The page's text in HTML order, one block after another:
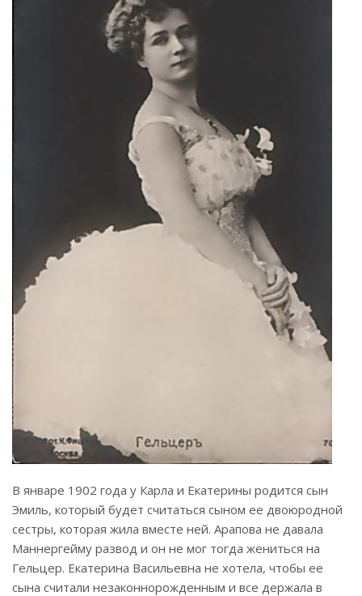
В январе 1902 года у Карла и Екатерины родится сын
Эмиль, который будет считаться сыном ее двоюродной
сестры, которая жила вместе ней. Арапова не давала
Маннергейму развод и он не мог тогда жениться на
Гельцер. Екатерина Васильевна не хотела, чтобы ее
сына считали незаконнорожденным и все держала в